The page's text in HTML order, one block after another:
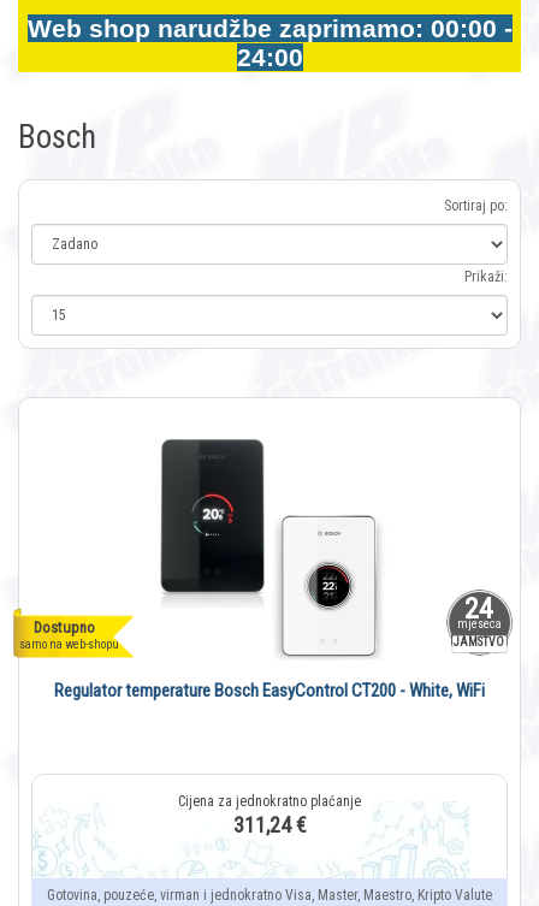
Web shop narudžbe zaprimamo: 00:00 -
24:00
Bosch
Sortiraj po:
Prikaži:
24
mjeseca
JAMSTVO
Dostupno
samo na web-shopu
Regulator temperature Bosch EasyControl CT200 - White, WiFi
311,24 €
Gotovina, pouzeće, virman i jednokratno Visa, Master, Maestro, Kripto Valute